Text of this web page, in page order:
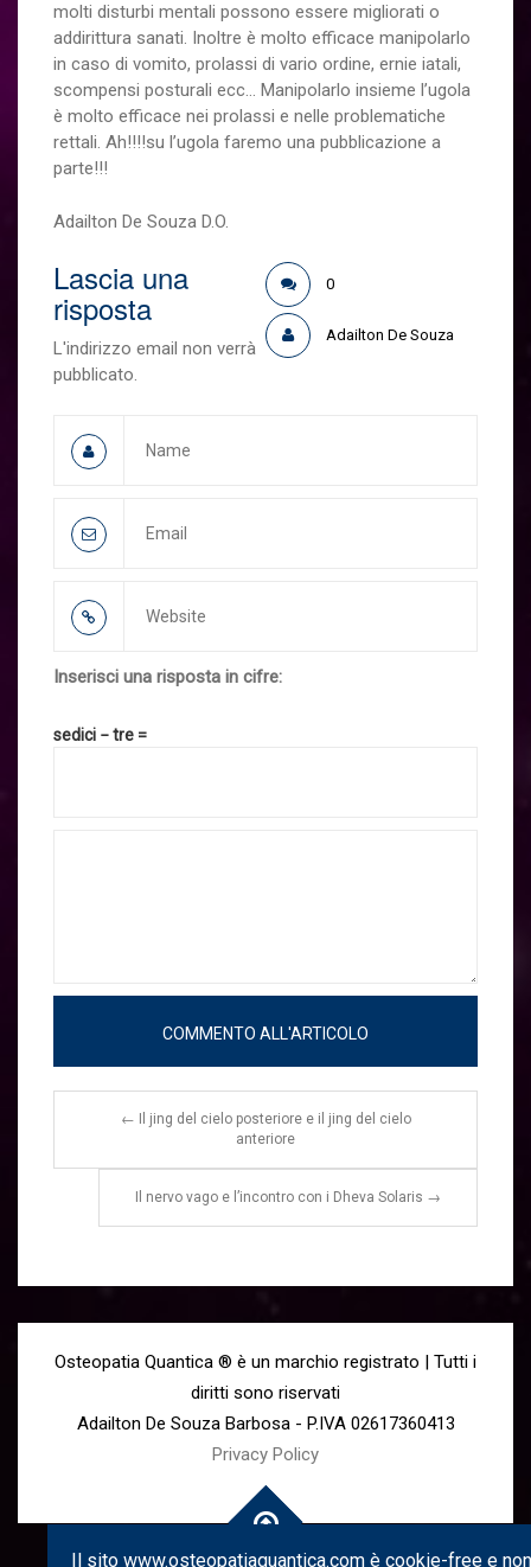
molti disturbi mentali possono essere migliorati o
addirittura sanati. Inoltre è molto efficace manipolarlo
in caso di vomito, prolassi di vario ordine, ernie iatali,
scompensi posturali ecc… Manipolarlo insieme l’ugola
è molto efficace nei prolassi e nelle problematiche
rettali. Ah!!!!su l’ugola faremo una pubblicazione a
parte!!!
Adailton De Souza D.O.
0
Adailton De Souza
Lascia una
risposta
L'indirizzo email non verrà
pubblicato.
Inserisci una risposta in cifre:
sedici − tre =
← Il jing del cielo posteriore e il jing del cielo
anteriore
Il nervo vago e l’incontro con i Dheva Solaris →
Osteopatia Quantica ® è un marchio registrato | Tutti i
diritti sono riservati
Adailton De Souza Barbosa - P.IVA 02617360413
Privacy Policy
Il sito www.osteopatiaquantica.com è cookie-free e